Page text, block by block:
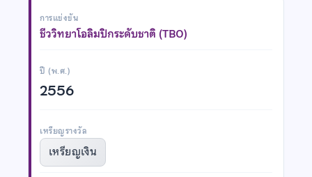
การแข่งขัน
ชีววิทยาโอลิมปิกระดับชาติ (TBO)
ปี (พ.ศ.)
2556
เหรียญรางวัล
เหรียญเงิน